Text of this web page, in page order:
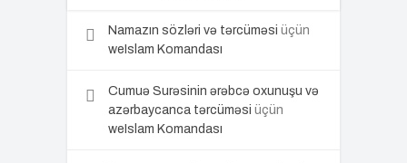
Namazın sözləri və tərcüməsi üçün
weIslam Komandası
Cumuə Surəsinin ərəbcə oxunuşu və
azərbaycanca tərcüməsi üçün
weIslam Komandası